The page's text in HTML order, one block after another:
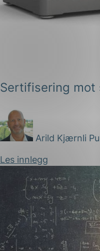
Sertifisering mot
Arild Kjærnli
Les innlegg